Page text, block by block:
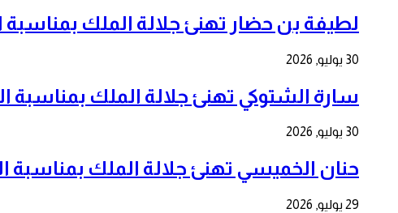
لطيفة بن حضار تهنئ جلالة الملك بمناسبة الذكرى ال
30 يوليو, 2026
سارة الشتوكي تهنئ جلالة الملك بمناسبة الذكرى ال 27
30 يوليو, 2026
حنان الخميسي تهنئ جلالة الملك بمناسبة الذكرى ال
29 يوليو, 2026